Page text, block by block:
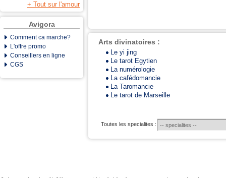
+ Tout sur l'amour
Avigora
Comment ca marche?
L'offre promo
Conseillers en ligne
CGS
Arts divinatoires :
Le yi jing
Le tarot Egytien
La numérologie
La cafédomancie
La Taromancie
Le tarot de Marseille
Toutes les specialites :